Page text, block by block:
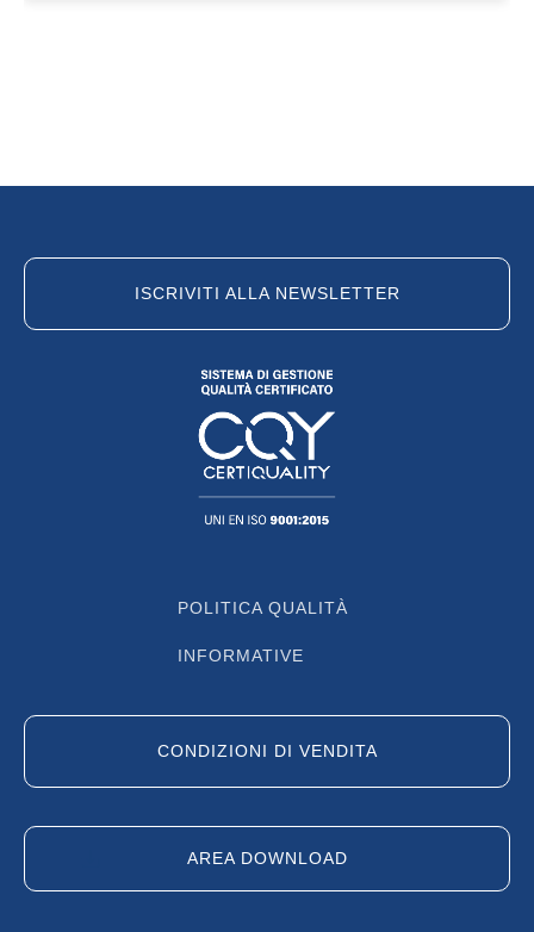
ISCRIVITI ALLA NEWSLETTER
POLITICA QUALITÀ
INFORMATIVE
CONDIZIONI DI VENDITA
AREA DOWNLOAD